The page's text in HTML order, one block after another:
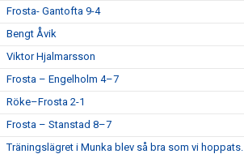
Frosta- Gantofta 9-4
Bengt Åvik
Viktor Hjalmarsson
Frosta – Engelholm 4–7
Röke–Frosta 2-1
Frosta – Stanstad 8–7
Träningslägret i Munka blev så bra som vi hoppats.